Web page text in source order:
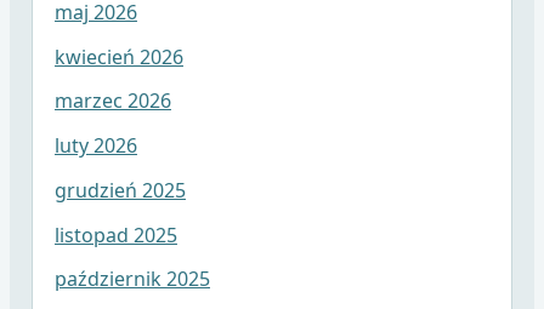
maj 2026
kwiecień 2026
marzec 2026
luty 2026
grudzień 2025
listopad 2025
październik 2025